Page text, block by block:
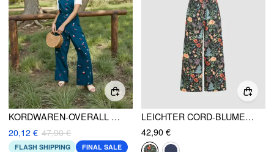
KORDWAREN-OVERALL MIT QUADRATISCHEM HALS UND PILZMUSTER
20,12 € 47,90 €
FLASH SHIPPING FINAL SALE
LEICHTER CORD-BLUMEN-OVERALL MIT KNOPFLEISTE UND WEITEM BEIN
42,90 €